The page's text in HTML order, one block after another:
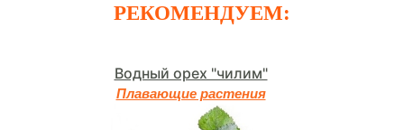
РЕКОМЕНДУЕМ:
Водный орех "чилим"
Плавающие растения